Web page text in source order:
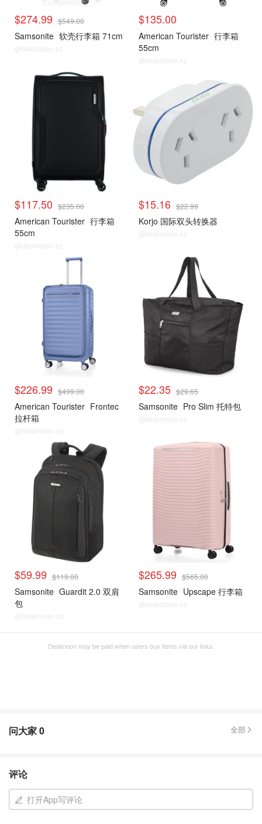
$274.99 $549.00
Samsonite 软壳行李箱 71cm
@dealmoon.nz
$135.00
American Tourister 行李箱
55cm
@dealmoon.nz
$117.50 $235.00
American Tourister 行李箱
55cm
@dealmoon.nz
$15.16 $22.99
Korjo 国际双头转换器
@dealmoon.nz
$226.99 $499.00
American Tourister Frontec
拉杆箱
@dealmoon.nz
$22.35 $29.65
Samsonite Pro Slim 托特包
@dealmoon.nz
$59.99 $119.00
Samsonite Guardit 2.0 双肩
包
@dealmoon.nz
$265.99 $565.00
Samsonite Upscape 行李箱
@dealmoon.nz
Dealmoon may be paid when users buy items via our links.
问大家0 全部
评论
打开App写评论